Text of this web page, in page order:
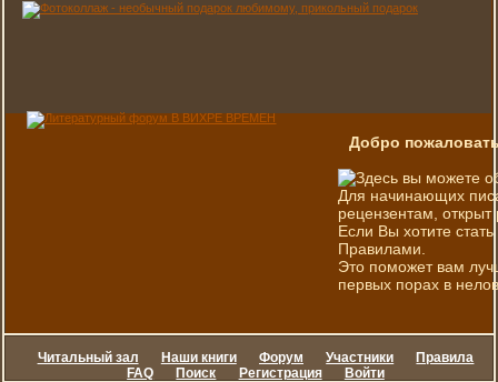
Добро
Здесь вы можете
Для начинающих
рецензентам, открыт
Если Вы хотите
Правилами.
Это поможет вам
первых порах в
Читальный зал Наши книги Форум Участники
Правила
FAQ
Поиск Регистрация Войти